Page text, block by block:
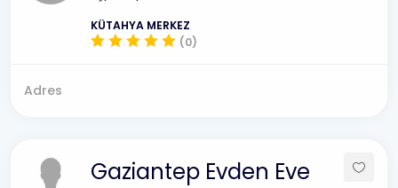
KÜTAHYA MERKEZ
(0)
Adres
Gaziantep Evden Eve